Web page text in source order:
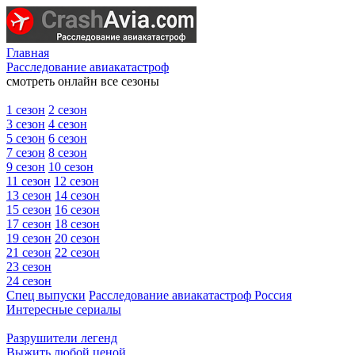
Главная
Расследование авиакатастроф
смотреть онлайн все сезоны
1 сезон 2 сезон
3 сезон 4 сезон
5 сезон 6 сезон
7 сезон 8 сезон
9 сезон 10 сезон
11 сезон 12 сезон
13 сезон 14 сезон
15 сезон 16 сезон
17 сезон 18 сезон
19 сезон 20 сезон
21 сезон 22 сезон
23 сезон
24 сезон
Спец выпуски Расследование авиакатастроф Россия
Интересные сериалы
Разрушители легенд
Выжить любой ценой